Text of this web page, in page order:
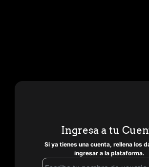
Ingresa a tu
Si ya tienes una cuenta, rellena los
ingresar a la plataforma.